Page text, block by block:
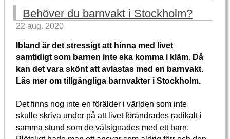
Behöver du barnvakt i Stockholm?
22 aug. 2020
Ibland är det stressigt att hinna med livet
samtidigt som barnen inte ska komma i kläm. Då
kan det vara skönt att avlastas med en barnvakt.
Läs mer om tillgängliga barnvakter i Stockholm.
Det finns nog inte en förälder i världen som inte
skulle skriva under på att livet förändrades radikalt i
samma stund som de välsignades med ett barn.